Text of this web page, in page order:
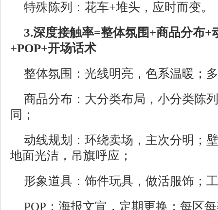
特殊陈列：花车+堆头，应时而变。
3.深度接触率=整体氛围+商品分布+
+POP+开场话术
整体氛围：光线明亮，色系温暖；
商品分布：大分类布局，小分类陈
同；
动线规划：环绕卖场，主次分明；
地面光洁，吊旗呼应；
形象道具：饰件玩具，做活服饰；
POP：海报文宣，定期更换；每区